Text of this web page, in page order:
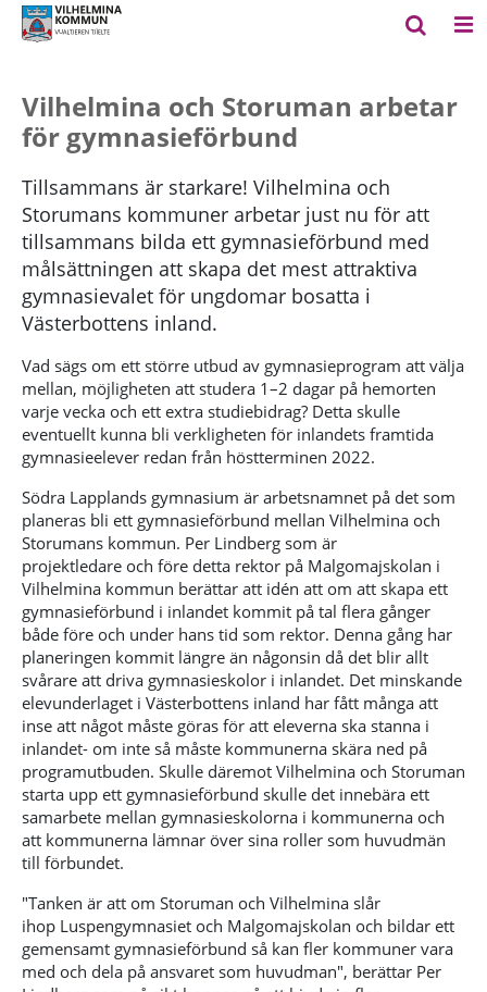
Vilhelmina och Storuman arbetar
för gymnasieförbund
Tillsammans är starkare! Vilhelmina och
Storumans kommuner arbetar just nu för att
tillsammans bilda ett gymnasieförbund med
målsättningen att skapa det mest attraktiva
gymnasievalet för ungdomar bosatta i
Västerbottens inland.
Vad sägs om ett större utbud av gymnasieprogram att välja
mellan, möjligheten att studera 1–2 dagar på hemorten
varje vecka och ett extra studiebidrag? Detta skulle
eventuellt kunna bli verkligheten för inlandets framtida
gymnasieelever redan från höstterminen 2022.
Södra Lapplands gymnasium är arbetsnamnet på det som
planeras bli ett gymnasieförbund mellan Vilhelmina och
Storumans kommun. Per Lindberg som är
projektledare och före detta rektor på Malgomajskolan i
Vilhelmina kommun berättar att idén att om att skapa ett
gymnasieförbund i inlandet kommit på tal flera gånger
både före och under hans tid som rektor. Denna gång har
planeringen kommit längre än någonsin då det blir allt
svårare att driva gymnasieskolor i inlandet. Det minskande
elevunderlaget i Västerbottens inland har fått många att
inse att något måste göras för att eleverna ska stanna i
inlandet- om inte så måste kommunerna skära ned på
programutbuden. Skulle däremot Vilhelmina och Storuman
starta upp ett gymnasieförbund skulle det innebära ett
samarbete mellan gymnasieskolorna i kommunerna och
att kommunerna lämnar över sina roller som huvudmän
till förbundet.
"Tanken är att om Storuman och Vilhelmina slår
ihop Luspengymnasiet och Malgomajskolan och bildar ett
gemensamt gymnasieförbund så kan fler kommuner vara
med och dela på ansvaret som huvudman", berättar Per